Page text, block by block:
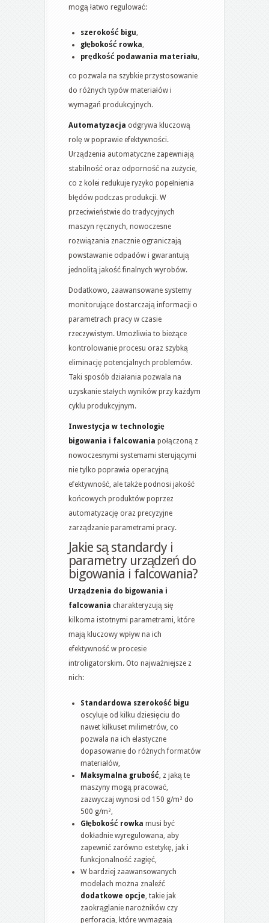
mogą łatwo regulować:
szerokość bigu,
głębokość rowka,
prędkość podawania materiału,
co pozwala na szybkie przystosowanie
do różnych typów materiałów i
wymagań produkcyjnych.
Automatyzacja odgrywa kluczową
rolę w poprawie efektywności.
Urządzenia automatyczne zapewniają
stabilność oraz odporność na zużycie,
co z kolei redukuje ryzyko popełnienia
błędów podczas produkcji. W
przeciwieństwie do tradycyjnych
maszyn ręcznych, nowoczesne
rozwiązania znacznie ograniczają
powstawanie odpadów i gwarantują
jednolitą jakość finalnych wyrobów.
Dodatkowo, zaawansowane systemy
monitorujące dostarczają informacji o
parametrach pracy w czasie
rzeczywistym. Umożliwia to bieżące
kontrolowanie procesu oraz szybką
eliminację potencjalnych problemów.
Taki sposób działania pozwala na
uzyskanie stałych wyników przy każdym
cyklu produkcyjnym.
Inwestycja w technologię
bigowania i falcowania połączoną z
nowoczesnymi systemami sterującymi
nie tylko poprawia operacyjną
efektywność, ale także podnosi jakość
końcowych produktów poprzez
automatyzację oraz precyzyjne
zarządzanie parametrami pracy.
Jakie są standardy i
parametry urządzeń do
bigowania i falcowania?
Urządzenia do bigowania i
falcowania charakteryzują się
kilkoma istotnymi parametrami, które
mają kluczowy wpływ na ich
efektywność w procesie
introligatorskim. Oto najważniejsze z
nich:
Standardowa szerokość bigu
oscyluje od kilku dziesięciu do
nawet kilkuset milimetrów, co
pozwala na ich elastyczne
dopasowanie do różnych formatów
materiałów,
Maksymalna grubość, z jaką te
maszyny mogą pracować,
zazwyczaj wynosi od 150 g/m² do
500 g/m²,
Głębokość rowka musi być
dokładnie wyregulowana, aby
zapewnić zarówno estetykę, jak i
funkcjonalność zagięć,
W bardziej zaawansowanych
modelach można znaleźć
dodatkowe opcje, takie jak
zaokrąglanie narożników czy
perforacja, które wymagają